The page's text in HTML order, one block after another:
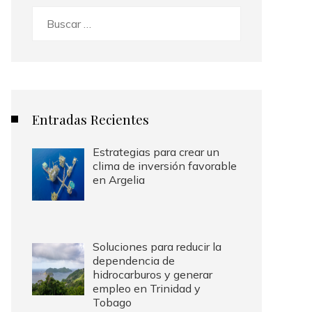
Entradas Recientes
Estrategias para crear un
clima de inversión favorable
en Argelia
Soluciones para reducir la
dependencia de
hidrocarburos y generar
empleo en Trinidad y
Tobago